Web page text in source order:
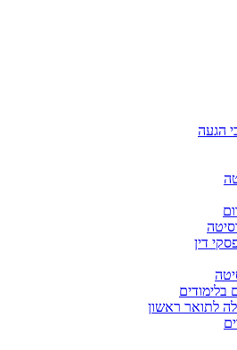
הגעה
דין
בלימודים
לתואר ראשון